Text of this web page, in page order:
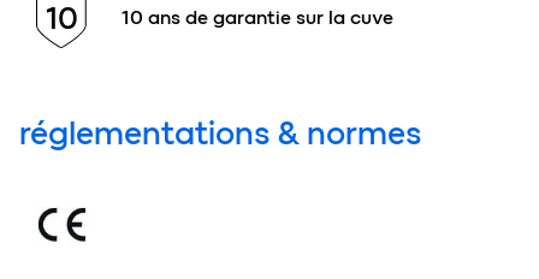
10 10 ans de garantie sur la cuve
réglementations & normes